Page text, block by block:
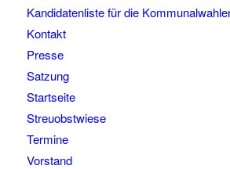
Kandidatenliste für die
Kontakt
Presse
Satzung
Startseite
Streuobstwiese
Termine
Vorstand